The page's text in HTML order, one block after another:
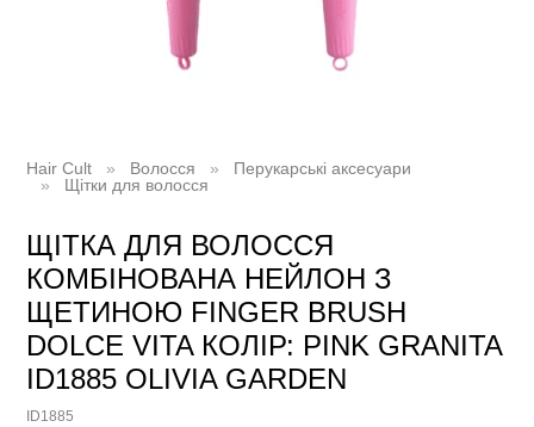
Hair Cult Волосся
Перукарські аксесуари
Щітки для волосся
ЩІТКА ДЛЯ ВОЛОССЯ
КОМБІНОВАНА НЕЙЛОН З
ЩЕТИНОЮ FINGER BRUSH
DOLCE VITA КОЛІР: PINK GRANITA
ID1885 OLIVIA GARDEN
ID1885